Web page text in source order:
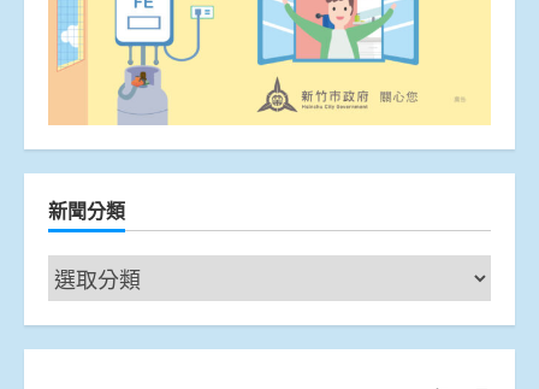
新聞分類
新
聞
分